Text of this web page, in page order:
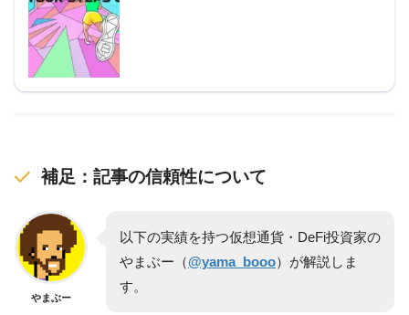
補足：記事の信頼性について
やまぶー
以下の実績を持つ仮想通貨・DeFi投資家の
やまぶー（@yama_booo）が解説しま
す。